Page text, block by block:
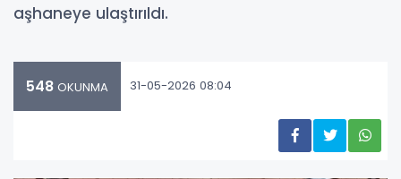
aşhaneye ulaştırıldı.
548 OKUNMA 31-05-2026 08:04